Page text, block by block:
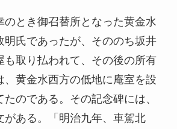
のとき御召替所となった黄金水
明氏であったが、そののち坂井
も取り払われて、その後の所有
、黄金水西方の低地に庵室を設
のである。その記念碑には、
がある。「明治九年、車駕北